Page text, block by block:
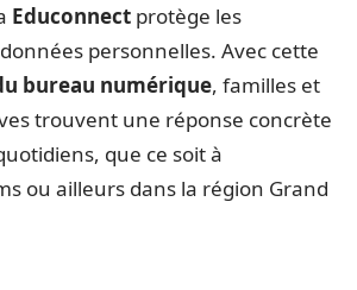
Educonnect protège les
personnelles. Avec cette
bureau numérique, familles et
trouvent une réponse concrète
que ce soit à
ou ailleurs dans la région Grand